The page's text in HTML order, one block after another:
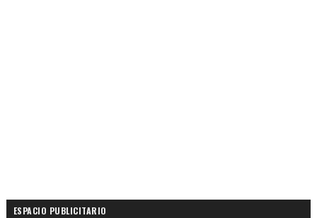
ESPACIO PUBLICITARIO